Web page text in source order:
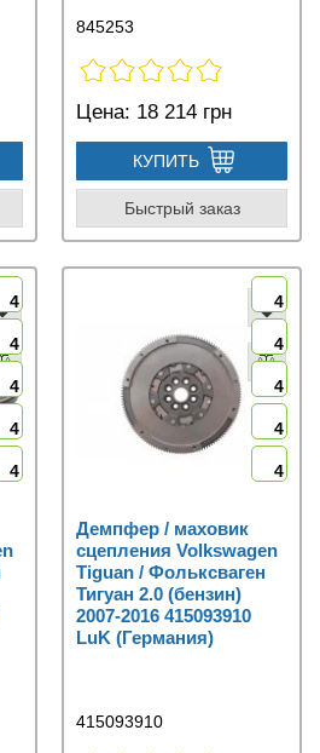
845253
Цена: 18 214 грн
КУПИТЬ
Быстрый заказ
4
4
4
4
4
4
4
4
4
4
Демпфер / маховик
сцепления Volkswagen
Tiguan / Фольксваген
Тигуан 2.0 (бензин)
2007-2016 415093910
LuK (Германия)
415093910